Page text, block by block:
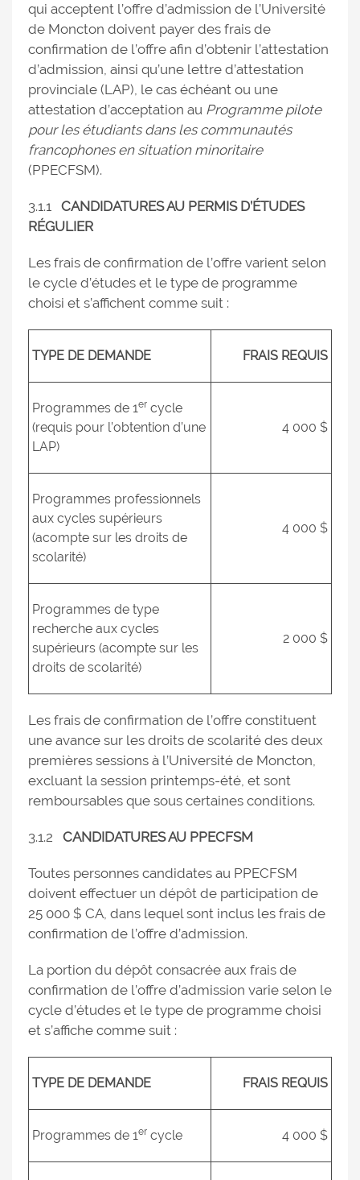
qui acceptent l’offre d’admission de l’Université
de Moncton doivent payer des frais de
confirmation de l’offre afin d’obtenir l’attestation
d’admission, ainsi qu’une lettre d’attestation
provinciale (LAP), le cas échéant ou une
attestation d’acceptation au Programme pilote
pour les étudiants dans les communautés
francophones en situation minoritaire
(PPECFSM).
3.1.1 CANDIDATURES AU PERMIS D’ÉTUDES
RÉGULIER
Les frais de confirmation de l’offre varient selon
le cycle d’études et le type de programme
choisi et s’affichent comme suit :
TYPE DE DEMANDE FRAIS REQUIS
Programmes de 1er cycle
(requis pour l’obtention d’une
LAP)
4 000 $
Programmes professionnels
aux cycles supérieurs
(acompte sur les droits de
scolarité)
4 000 $
Programmes de type
recherche aux cycles
supérieurs (acompte sur les
droits de scolarité)
2 000 $
Les frais de confirmation de l’offre constituent
une avance sur les droits de scolarité des deux
premières sessions à l’Université de Moncton,
excluant la session printemps-été, et sont
remboursables que sous certaines conditions.
3.1.2 CANDIDATURES AU PPECFSM
Toutes personnes candidates au PPECFSM
doivent effectuer un dépôt de participation de
25 000 $ CA, dans lequel sont inclus les frais de
confirmation de l’offre d’admission.
La portion du dépôt consacrée aux frais de
confirmation de l’offre d’admission varie selon le
cycle d’études et le type de programme choisi
et s’affiche comme suit :
TYPE DE DEMANDE FRAIS REQUIS
Programmes de 1er cycle 4 000 $